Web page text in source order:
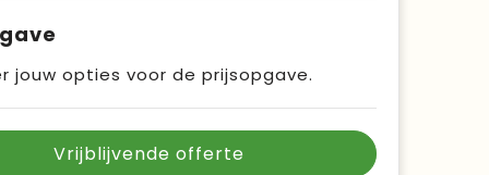
jouw opties voor de prijsopgave.
Vrijblijvende offerte